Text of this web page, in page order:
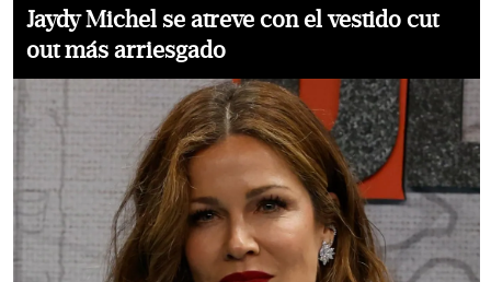
Jaydy Michel se atreve con el vestido cut
out más arriesgado